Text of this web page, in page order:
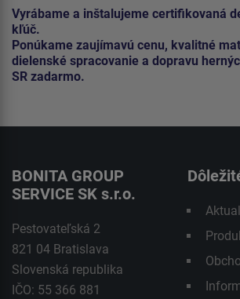
Vyrábame a inštalujeme certifikovaná
kľúč.
Ponúkame zaujímavú cenu, kvalitné
dielenské spracovanie a dopravu
SR zadarmo.
BONITA GROUP
SERVICE SK s.r.o.
Pestovateľská 2
821 04 Bratislava
Slovenská republika
IČO: 55 366 881